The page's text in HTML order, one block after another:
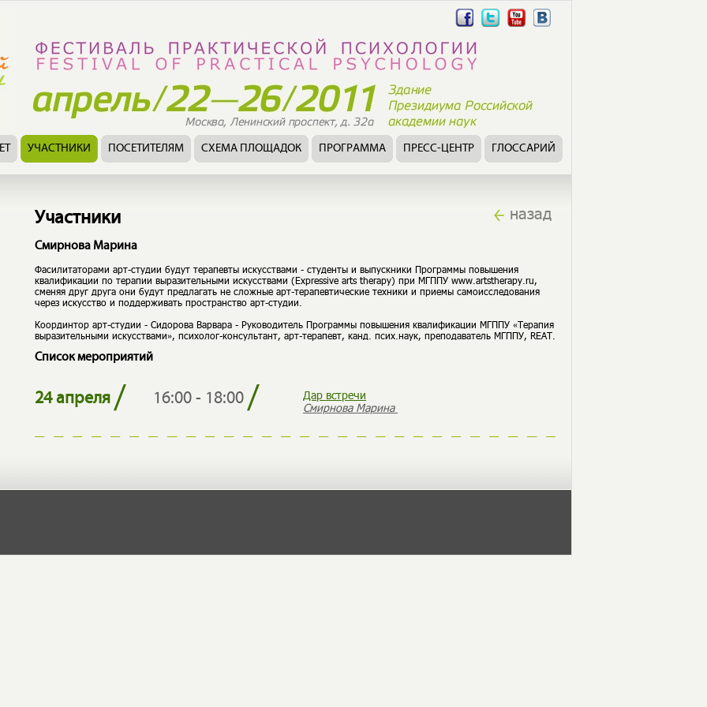
УЧАСТНИКИ ПОСЕТИТЕЛЯМ СХЕМА ПЛОЩАДОК ПРОГРАММА ПРЕСС-ЦЕНТР ГЛОССАРИЙ
назад
Участники
Смирнова Марина
Фасилитаторами арт-студии будут терапевты искусствами - студенты и выпускники Программы повышения
квалификации по терапии выразительными искусствами (Expressive arts therapy) при МГППУ www.artstherapy.ru,
сменяя друг друга они будут предлагать не сложные арт-терапевтические техники и приемы самоисследования
через искусство и поддерживать пространство арт-студии.
Координтор арт-студии - Сидорова Варвара - Руководитель Программы повышения квалификации МГППУ «Терапия
выразительными искусствами», психолог-консультант, арт-терапевт, канд. псих.наук, преподаватель МГППУ, REAT.
Список мероприятий
24 апреля/ 16:00 - 18:00/
Дар встречи
Смирнова Марина